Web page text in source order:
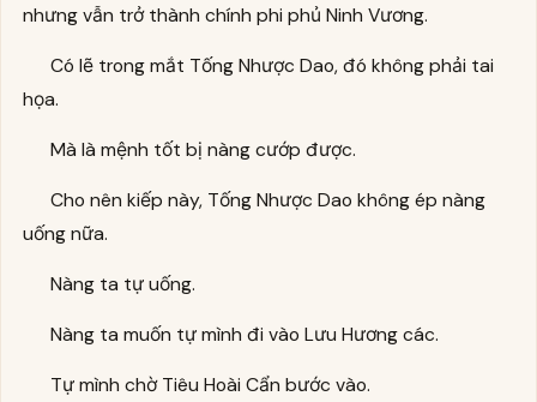
nhưng vẫn trở thành chính phi phủ Ninh Vương.
Có lẽ trong mắt Tống Nhược Dao, đó không phải tai
họa.
Mà là mệnh tốt bị nàng cướp được.
Cho nên kiếp này, Tống Nhược Dao không ép nàng
uống nữa.
Nàng ta tự uống.
Nàng ta muốn tự mình đi vào Lưu Hương các.
Tự mình chờ Tiêu Hoài Cẩn bước vào.